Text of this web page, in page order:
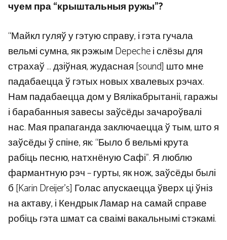
чуем пра “крыштальныя ружы”?
“Майкл гуляў у гэтую справу, і гэта гучала
вельмі сумна, як рэжым Depeche і слёзы для
страхаў … дзіўная, жудасная [sound] што мне
падабаецца ў гэтых новых хвалевых рэчах.
Нам падабаецца дом у Вялікабрытаніі, гаражы
і барабанныя завесы заўсёды зачароўвалі
нас. Мая прапаганда заключаецца ў тым, што я
заўсёды ў спіне, як: “Было б вельмі крута
рабіць песню, натхнёную Сафі”. Я люблю
фармантную рэч – гурты, як нож, заўсёды былі
б [Karin Dreijer’s] Голас апускаецца ўверх ці ўніз
на актаву, і Кендрык Ламар на самай справе
робіць гэта шмат са сваімі вакальнымі стэкамі.